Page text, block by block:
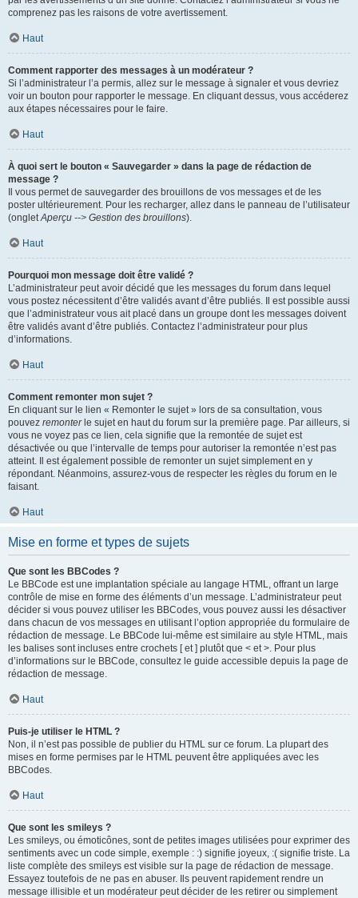
comprenez pas les raisons de votre avertissement.
Haut
Comment rapporter des messages à un modérateur ?
Si l’administrateur l’a permis, allez sur le message à signaler et vous devriez
voir un bouton pour rapporter le message. En cliquant dessus, vous accéderez
aux étapes nécessaires pour le faire.
Haut
À quoi sert le bouton « Sauvegarder » dans la page de rédaction de
message ?
Il vous permet de sauvegarder des brouillons de vos messages et de les
poster ultérieurement. Pour les recharger, allez dans le panneau de l’utilisateur
(ongletAperçu --> Gestion des brouillons).
Haut
Pourquoi mon message doit être validé ?
L’administrateur peut avoir décidé que les messages du forum dans lequel
vous postez nécessitent d’être validés avant d’être publiés. Il est possible aussi
que l’administrateur vous ait placé dans un groupe dont les messages doivent
être validés avant d’être publiés. Contactez l’administrateur pour plus
d’informations.
Haut
Comment remonter mon sujet ?
En cliquant sur le lien « Remonter le sujet » lors de sa consultation, vous
pouvez remonterle sujet en haut du forum sur la première page. Par ailleurs, si
vous ne voyez pas ce lien, cela signifie que la remontée de sujet est
désactivée ou que l’intervalle de temps pour autoriser la remontée n’est pas
atteint. Il est également possible de remonter un sujet simplement en y
répondant. Néanmoins, assurez-vous de respecter les règles du forum en le
faisant.
Haut
Mise en forme et types de sujets
Que sont les BBCodes ?
Le BBCode est une implantation spéciale au langage HTML, offrant un large
contrôle de mise en forme des éléments d’un message. L’administrateur peut
décider si vous pouvez utiliser les BBCodes, vous pouvez aussi les désactiver
dans chacun de vos messages en utilisant l’option appropriée du formulaire de
rédaction de message. Le BBCode lui-même est similaire au style HTML, mais
les balises sont incluses entre crochets [ et ] plutôt que < et >. Pour plus
d’informations sur le BBCode, consultez le guide accessible depuis la page de
rédaction de message.
Haut
Puis-je utiliser le HTML ?
Non, il n’est pas possible de publier du HTML sur ce forum. La plupart des
mises en forme permises par le HTML peuvent être appliquées avec les
BBCodes.
Haut
Que sont les smileys ?
Les smileys, ou émoticônes, sont de petites images utilisées pour exprimer des
sentiments avec un code simple, exemple : :) signifie joyeux, :( signifie triste. La
liste complète des smileys est visible sur la page de rédaction de message.
Essayez toutefois de ne pas en abuser. Ils peuvent rapidement rendre un
message illisible et un modérateur peut décider de les retirer ou simplement